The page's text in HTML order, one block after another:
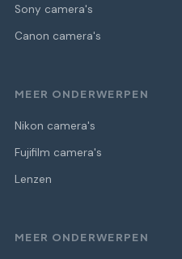
Sony camera's
Canon camera's
MEER ONDERWERPEN
Nikon camera's
Fujifilm camera's
Lenzen
MEER ONDERWERPEN